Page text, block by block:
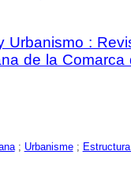
Urbanismo :
de la Comarca
; Urbanisme;